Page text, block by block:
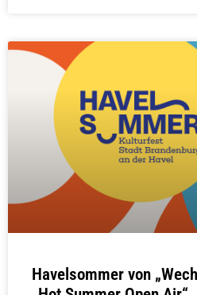
Havelsommer von